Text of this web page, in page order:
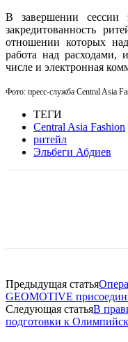
В завершении сессии
закредитованность
отношении которых
работа над расходами,
числе и электронная
Фото: пресс-служба Central Asia
ТЕГИ
Central Asia Fashion
ритейл
Эльбеги Абдиев
Предыдущая статья
GEOMOTIVE
Следующая статьяВ
подготовки к